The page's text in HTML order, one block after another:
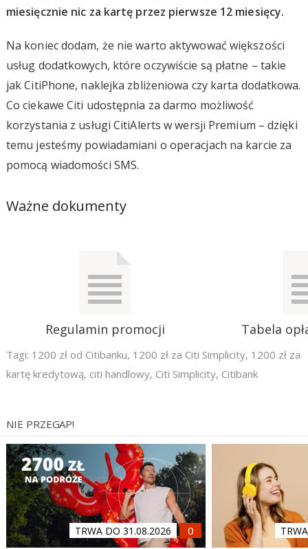
miesięcznie nic za kartę przez pierwsze 12 miesięcy.
Na koniec dodam, że nie warto aktywować większości
usług dodatkowych, które oczywiście są płatne – takie
jak CitiPhone, naklejka zbliżeniowa czy karta dodatkowa.
Co ciekawe Citi udostępnia za darmo możliwość
korzystania z usługi CitiAlerts w wersji Premium – dzięki
temu jesteśmy powiadamiani o operacjach na karcie za
pomocą wiadomości SMS.
Ważne dokumenty
Regulamin promocji Tabela
Tagi: 1200 zł od Citibanku, 1200 zł za Citi Simplicity, 1200 zł za
kartę kredytową, citi handlowy, Citi Simplicity, Citibank
NIE PRZEGAP!
TRWA DO 31.08.2026